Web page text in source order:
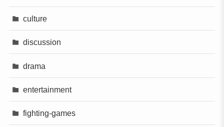
culture
discussion
drama
entertainment
fighting-games